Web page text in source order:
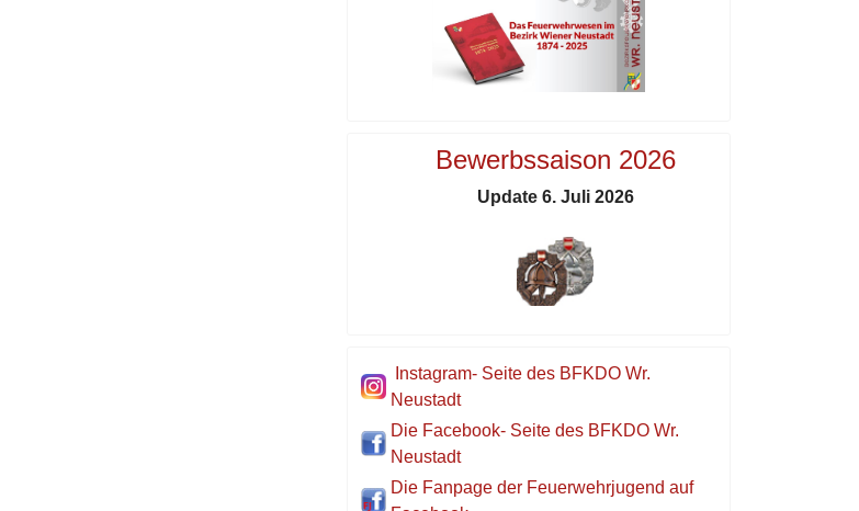
Bewerbssaison 2026
Update 6. Juli 2026
Instagram- Seite des BFKDO Wr.
Neustadt
Die Facebook- Seite des BFKDO Wr.
Neustadt
Die Fanpage der Feuerwehrjugend auf